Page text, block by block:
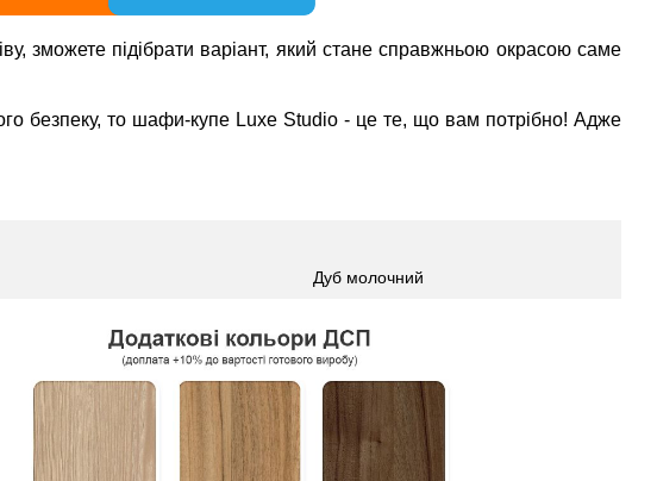
зможете підібрати варіант, який стане справжньою окрасою саме
безпеку, то шафи-купе Luxe Studio - це те, що вам потрібно! Адже
Дуб молочний